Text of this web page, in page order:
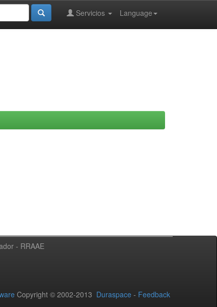
Language
Servicios
- RRAAE
Copyright © 2002-2013 Duraspace - Feedback